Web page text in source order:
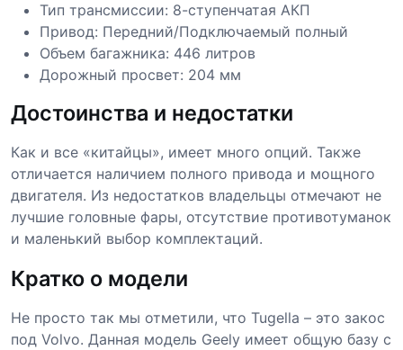
Тип трансмиссии: 8-ступенчатая АКП
Привод: Передний/Подключаемый полный
Объем багажника: 446 литров
Дорожный просвет: 204 мм
Достоинства и недостатки
Как и все «китайцы», имеет много опций. Также
отличается наличием полного привода и мощного
двигателя. Из недостатков владельцы отмечают не
лучшие головные фары, отсутствие противотуманок
и маленький выбор комплектаций.
Кратко о модели
Не просто так мы отметили, что Tugella – это закос
под Volvo. Данная модель Geely имеет общую базу с